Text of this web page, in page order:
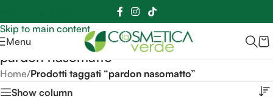
Skip to main content
Sei hai domande contattaci 📲3341056025 - 3886572748
Menu
pardon nasomatto
Home/Prodotti taggati “pardon nasomatto”
Show column